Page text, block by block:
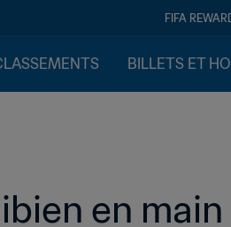
FIFA
BILLETS ET
en main